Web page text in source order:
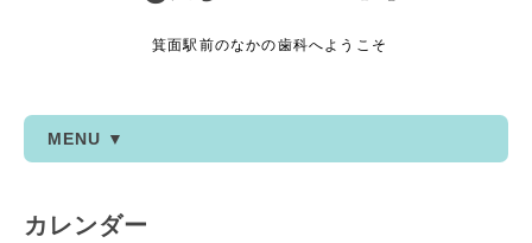
箕面駅前のなかの歯科へようこそ
MENU ▼
カレンダー